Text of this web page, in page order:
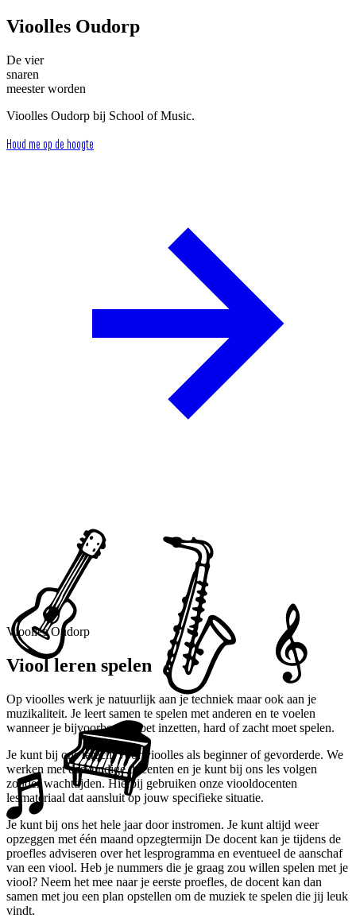
Vioolles Oudorp
De vier
snaren
meester worden
Vioolles Oudorp bij School of Music.
Houd me op de hoogte
Vioolles Oudorp
Viool leren spelen
Op vioolles werk je natuurlijk aan je techniek maar ook aan je
muzikaliteit. Je leert samen te spelen met anderen en te voelen
wanneer je bijvoorbeeld moet inzetten, hard of zacht moet spelen.
Je kunt bij ons terecht voor vioolles als beginner of gevorderde. We
werken met deskundige docenten en je kunt bij ons les volgen
zonder wachttijden. Hierbij gebruiken onze viooldocenten
lesmateriaal dat aansluit op jouw specifieke situatie.
Je kunt bij ons het hele jaar door instromen. Je kunt altijd weer
opzeggen met één maand opzegtermijn De docent kan je tijdens de
proefles adviseren over het lesprogramma en eventueel de aanschaf
van een viool. Heb je nummers die je graag zou willen spelen met je
viool? Neem het mee naar je eerste proefles, de docent kan dan
samen met jou een plan opstellen om de muziek te spelen die jij leuk
vindt.